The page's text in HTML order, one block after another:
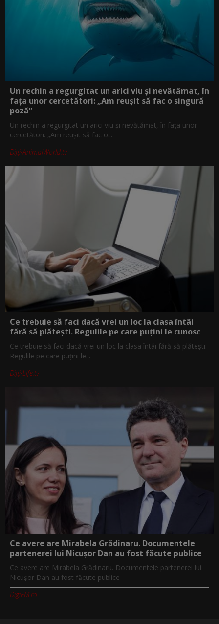
Un rechin a regurgitat un arici viu și nevătămat, în
fața unor cercetători: „Am reușit să fac o singură
poză”
Un rechin a regurgitat un arici viu și nevătămat, în fața unor
cercetători: „Am reușit să fac o...
Digi-AnimalWorld.tv
Ce trebuie să faci dacă vrei un loc la clasa întâi
fără să plătești. Regulile pe care puțini le cunosc
Ce trebuie să faci dacă vrei un loc la clasa întâi fără să plătești.
Regulile pe care puțini le...
Digi-Life.tv
Ce avere are Mirabela Grădinaru. Documentele
partenerei lui Nicușor Dan au fost făcute publice
Ce avere are Mirabela Grădinaru. Documentele partenerei lui
Nicușor Dan au fost făcute publice
DigiFM.ro